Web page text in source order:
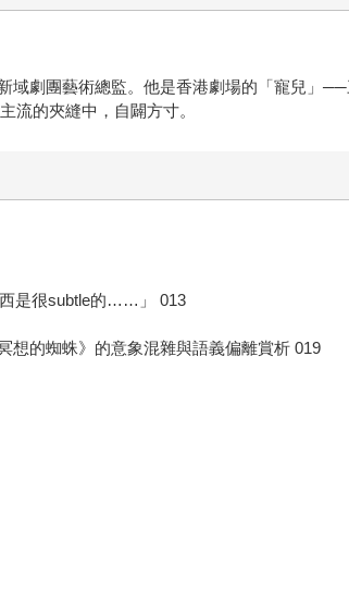
域劇團藝術總監。他是香港劇場的「寵兒」
流的夾縫中，自闢方寸。
是很subtle的……」 013
想的蜘蛛》的意象混雜與語義偏離賞析 019